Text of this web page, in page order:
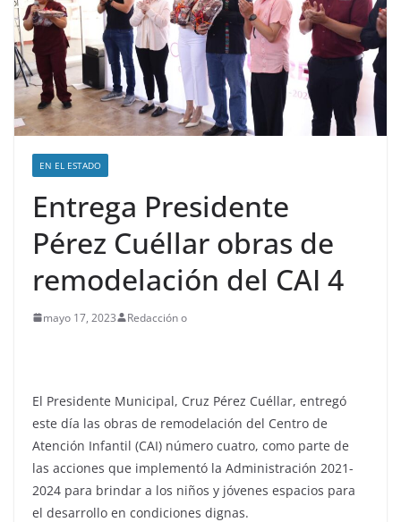
EN EL ESTADO
Entrega Presidente
Pérez Cuéllar obras de
remodelación del CAI 4
mayo 17, 2023 Redacción o
El Presidente Municipal, Cruz Pérez Cuéllar, entregó
este día las obras de remodelación del Centro de
Atención Infantil (CAI) número cuatro, como parte de
las acciones que implementó la Administración 2021-
2024 para brindar a los niños y jóvenes espacios para
el desarrollo en condiciones dignas.